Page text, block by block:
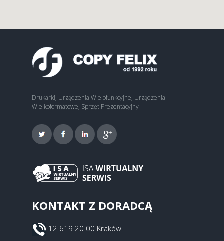
Drukarki, Urządzenia Wielofunkcyjne, Urządzenia
Wielkoformatowe, Sprzęt Prezentacyjny
KONTAKT Z DORADCĄ
12 619 20 00 Kraków